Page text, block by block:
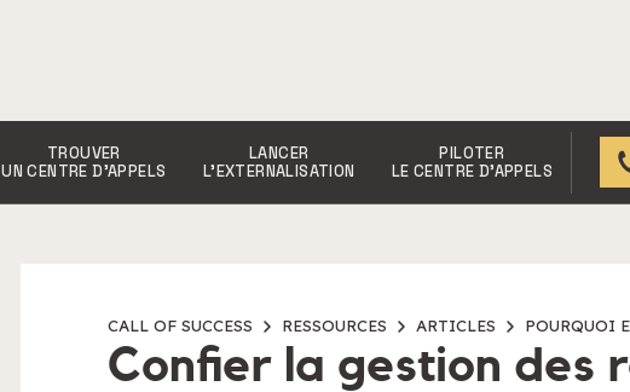
TROUVER
UN CENTRE D’APPELS
LANCER
L’EXTERNALISATION
PILOTER
LE CENTRE D’APPELS
CALL OF SUCCESS RESSOURCES ARTICLES POURQUOI
Confier la gestion des